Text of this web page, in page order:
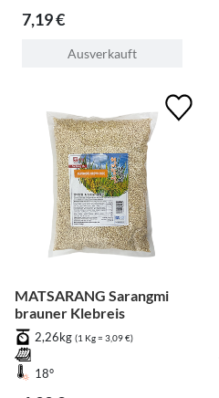
7,19 €
Ausverkauft
MATSARANG Sarangmi
brauner Klebreis
2,26kg (1 Kg = 3,09 €)
18°